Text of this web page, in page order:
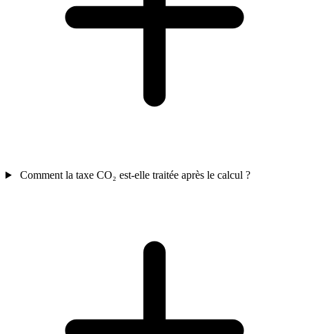
Comment la taxe CO₂ est-elle traitée après le calcul ?